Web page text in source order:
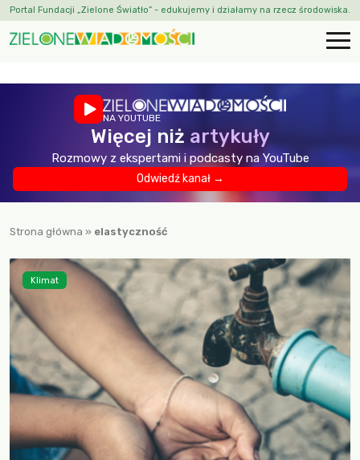
Portal Fundacji „Zielone Światło” - edukujemy i działamy na rzecz środowiska.
NA YOUTUBE
Więcej niż artykuły
Rozmowy z ekspertami i podcasty na YouTube
Odwiedź kanał →
Strona główna » elastyczność
Klimat